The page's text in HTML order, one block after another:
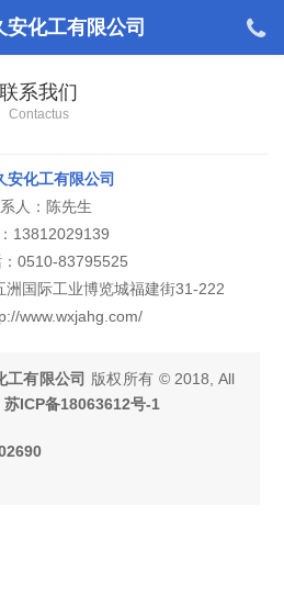
安化工有限公司
联系我们
Contactus
安化工有限公司
人：陈先生
13812029139
0510-83795525
洲国际工业博览城福建街31-222
www.wxjahg.com/
工有限公司 版权所有 © 2018, All
苏ICP备18063612号-1